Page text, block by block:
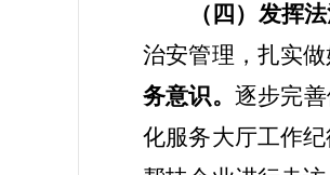
（四）发挥
治安管理，扎实
务意识。 逐步完
化服务大厅工作